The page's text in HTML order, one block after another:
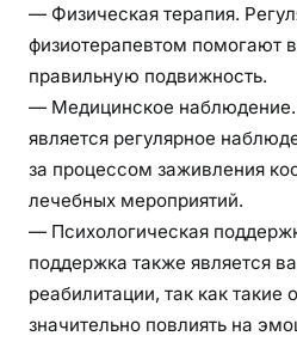
— Физическая терапия.
физиотерапевтом помогают
правильную подвижность.
— Медицинское
является регулярное
за процессом заживления
лечебных мероприятий.
— Психологическая
поддержка также является
реабилитации, так как такие
значительно повлиять на